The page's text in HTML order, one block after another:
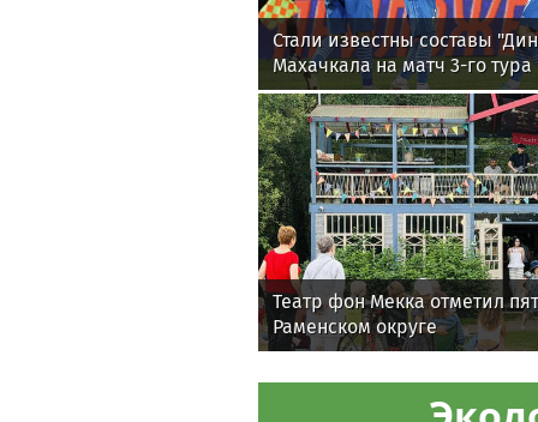
Стали известны составы
Махачкала на матч 3-го
Театр фон Мекка отметил
Раменском округе